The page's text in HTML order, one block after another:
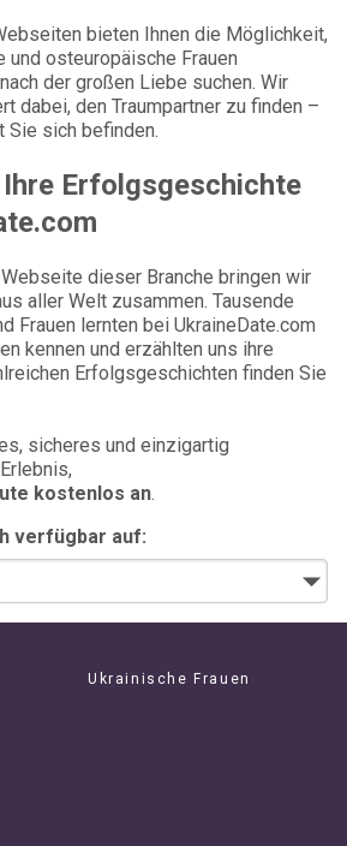
bieten Ihnen die Möglichkeit,
und osteuropäische Frauen
der großen Liebe suchen. Wir
dabei, den Traumpartner zu finden –
Sie sich befinden.
Ihre Erfolgsgeschichte
dieser Branche bringen wir
aller Welt zusammen. Tausende
Frauen lernten bei UkraineDate.com
kennen und erzählten uns ihre
Erfolgsgeschichten finden Sie
sicheres und einzigartig
kostenlos an.
verfügbar auf:
Ukrainische Frauen